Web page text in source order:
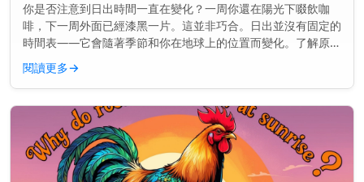
你是否注意到日出時間一直在變化？一周你還在陽光下啜飲咖
啡，下一周外面已經漆黑一片。這並非巧合。日出並沒有固定的
時間表——它會隨著季節和你在地球上的位置而變化。了解原因
可以幫助你更好地規劃早晨的時間，無論你是想趕在天亮時跑
步，還是想準時送孩子...
閱讀更多→